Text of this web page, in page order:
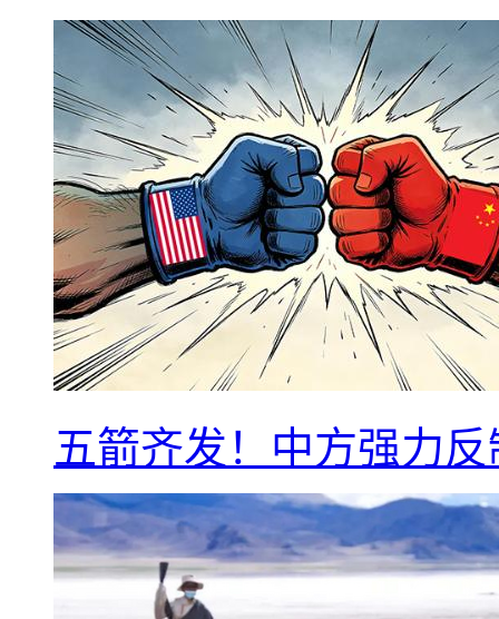
五箭齐发！中方强力